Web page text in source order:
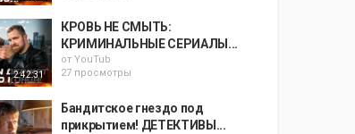
2:42:31
КРОВЬ НЕ СМЫТЬ:
КРИМИНАЛЬНЫЕ СЕРИАЛЫ...
от YouTub
27 просмотры
Бандитское гнездо под
прикрытием! ДЕТЕКТИВЫ...